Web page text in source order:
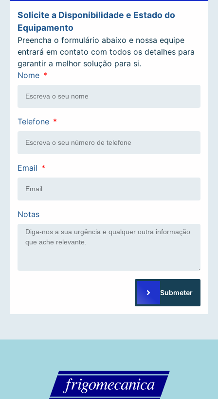
Nome
Telefone
Email
Notas
Submeter
Solicite a Disponibilidade e Estado do
Equipamento
Preencha o formulário abaixo e nossa equipe
entrará em contato com todos os detalhes para
garantir a melhor solução para si.